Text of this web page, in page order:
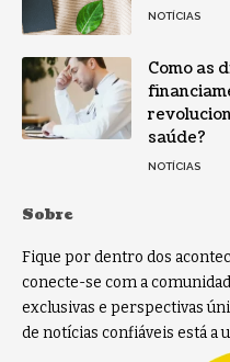
NOTÍCIAS
Como as
saúde?
NOTÍCIAS
Sobre
Fique por dentro dos
conecte-se com a
exclusivas e perspectivas
de notícias confiáveis está a